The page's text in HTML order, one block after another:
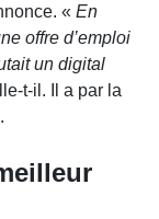
« En
offre d’emploi
un digital
t-il. Il a par la